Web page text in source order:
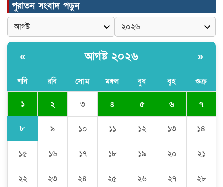
সড়ক নিরাপত্তা নিশ্চিতকরণে অবদানের জন্য
‘সড়কযোদ্ধা’ সম্মাননা পেলেন মো. আবদুস
সালাম
নিরাপদ সড়ক চাই ( নিসচা) কমলগঞ্জ উপজেলা
উপদেষ্টাবৃন্দের আইডি কার্ড বিতরণ এবং
পরিচিতি সভা অনুষ্ঠিত।
পত্নীতলা থানা পুলিশের মাদকবিরোধী
অভিযানে আটক ১
বৈষম্য-সন্ত্রাসী-চাঁদাবাজি-দলীয়করণ করতেই
পুরাতন সংবাদ পড়ুন
« আগষ্ট ২০২৬ »
শনি রবি সোম মঙ্গল বুধ বৃহ শুক্র
১ ২ ৩ ৪ ৫ ৬ ৭
৮ ৯ ১০ ১১ ১২ ১৩ ১৪
১৫ ১৬ ১৭ ১৮ ১৯ ২০ ২১
২২ ২৩ ২৪ ২৫ ২৬ ২৭ ২৮